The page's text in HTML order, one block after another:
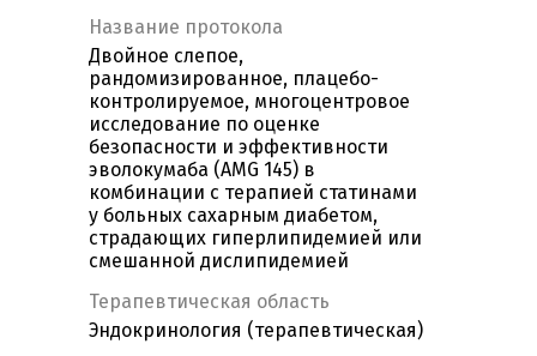
Название протокола
Двойное слепое,
рандомизированное, плацебо-
контролируемое, многоцентровое
исследование по оценке
безопасности и эффективности
эволокумаба (AMG 145) в
комбинации с терапией статинами
у больных сахарным диабетом,
страдающих гиперлипидемией или
смешанной дислипидемией
Терапевтическая область
Эндокринология (терапевтическая)